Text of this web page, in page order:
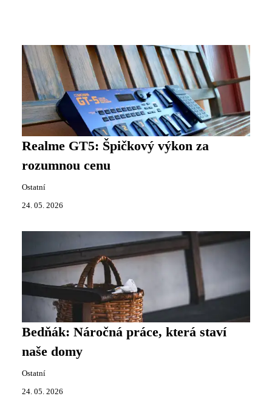
Realme GT5: Špičkový výkon za
rozumnou cenu
Ostatní
24. 05. 2026
Bedňák: Náročná práce, která staví
naše domy
Ostatní
24. 05. 2026